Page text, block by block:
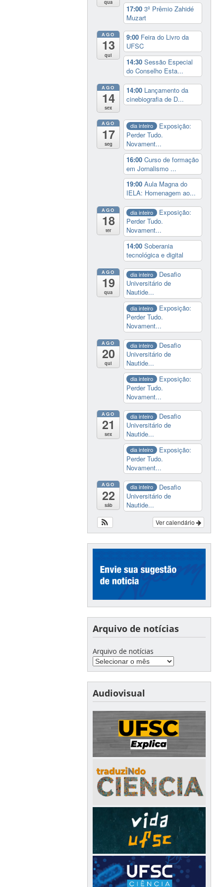
qua
17:003º Prêmio Zahidé
Muzart
AGO
13
qui
9:00 Feira do Livro da
UFSC
14:30Sessão Especial
do Conselho Esta...
AGO
14
sex
14:00 Lançamento da
cinebiografia de D...
AGO
17
seg
dia inteiro
Exposição:
Perder Tudo.
Novament...
16:00Curso de formação
em Jornalismo ...
19:00Aula Magna do
IELA: Homenagem ao...
AGO
18
ter
dia inteiro
Exposição:
Perder Tudo.
Novament...
14:00Soberania
tecnológica e digital
AGO
19
qua
dia inteiro
Desafio
Universitário de
Nautide...
dia inteiro
Exposição:
Perder Tudo.
Novament...
AGO
20
qui
dia inteiro
Desafio
Universitário de
Nautide...
dia inteiro
Exposição:
Perder Tudo.
Novament...
AGO
21
sex
dia inteiro
Desafio
Universitário de
Nautide...
dia inteiro
Exposição:
Perder Tudo.
Novament...
AGO
22
sáb
dia inteiro
Desafio
Universitário de
Nautide...
Ver calendário
Arquivo de notícias
Arquivo de notícias
Audiovisual